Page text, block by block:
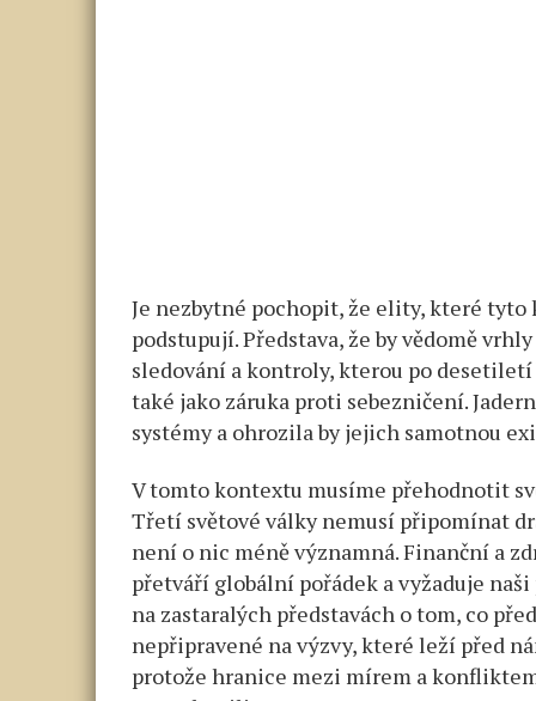
Je nezbytné pochopit, že elity, které
podstupují. Představa, že by vědomě
sledování a kontroly, kterou po
také jako záruka proti sebezničení.
systémy a ohrozila by jejich samotnou
V tomto kontextu musíme přehodnotit
Třetí světové války nemusí připomínat
není o nic méně významná. Finanční a
přetváří globální pořádek a vyžaduje
na zastaralých představách o tom, co
nepřipravené na výzvy, které leží před
protože hranice mezi mírem a